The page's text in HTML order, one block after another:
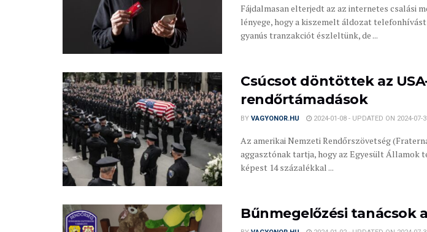
Fájdalmasan elterjedt az az internetes csalási
lényege, hogy a kiszemelt áldozat
gyanús tranzakciót észleltünk, de ...
Csúcsot döntöttek az
rendőrtámadások
BY VAGYONOR.HU 2024-01-08 - UPDATED ON 2024-07-
Az amerikai Nemzeti Rendőrszövetség
aggasztónak tartja, hogy az Egyesült Államok
képest 14 százalékkal ...
Bűnmegelőzési tanácsok